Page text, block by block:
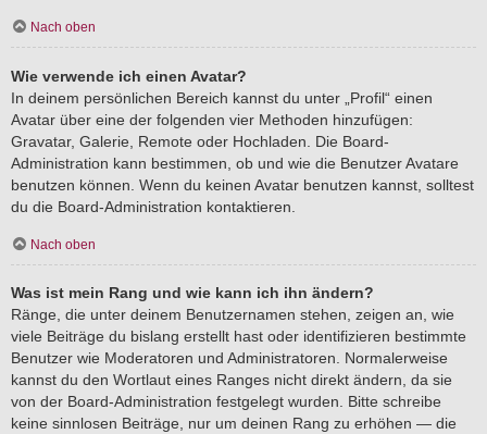
Nach oben
Wie verwende ich einen Avatar?
In deinem persönlichen Bereich kannst du unter „Profil“ einen
Avatar über eine der folgenden vier Methoden hinzufügen:
Gravatar, Galerie, Remote oder Hochladen. Die Board-
Administration kann bestimmen, ob und wie die Benutzer Avatare
benutzen können. Wenn du keinen Avatar benutzen kannst, solltest
du die Board-Administration kontaktieren.
Nach oben
Was ist mein Rang und wie kann ich ihn ändern?
Ränge, die unter deinem Benutzernamen stehen, zeigen an, wie
viele Beiträge du bislang erstellt hast oder identifizieren bestimmte
Benutzer wie Moderatoren und Administratoren. Normalerweise
kannst du den Wortlaut eines Ranges nicht direkt ändern, da sie
von der Board-Administration festgelegt wurden. Bitte schreibe
keine sinnlosen Beiträge, nur um deinen Rang zu erhöhen — die